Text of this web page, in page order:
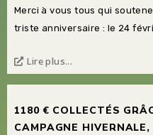
Merci à vous tous qui
triste anniversaire : le 24
Lire plus...
1180 € COLLECTÉS
CAMPAGNE HIVERNALE,